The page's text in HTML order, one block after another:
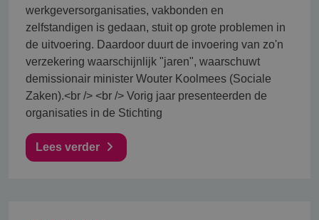
werkgeversorganisaties, vakbonden en
zelfstandigen is gedaan, stuit op grote problemen in
de uitvoering. Daardoor duurt de invoering van zo'n
verzekering waarschijnlijk "jaren", waarschuwt
demissionair minister Wouter Koolmees (Sociale
Zaken).<br /> <br /> Vorig jaar presenteerden de
organisaties in de Stichting
Lees verder